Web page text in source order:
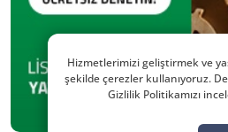
Hizmetlerimizi geliştirmek ve
şekilde çerezler kullanıyoruz.
Gizlilik Politikamızı